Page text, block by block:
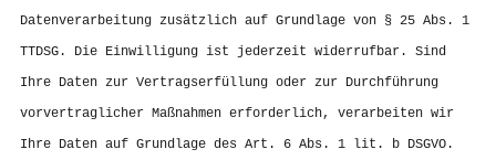
Datenverarbeitung zusätzlich auf Grundlage von § 25 Abs. 1
TTDSG. Die Einwilligung ist jederzeit widerrufbar. Sind
Ihre Daten zur Vertragserfüllung oder zur Durchführung
vorvertraglicher Maßnahmen erforderlich, verarbeiten wir
Ihre Daten auf Grundlage des Art. 6 Abs. 1 lit. b DSGVO.